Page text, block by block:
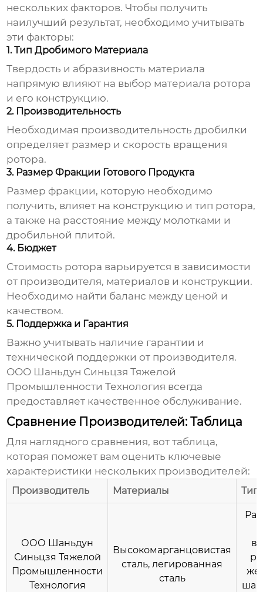
нескольких факторов. Чтобы получить
наилучший результат, необходимо учитывать
эти факторы:
1. Тип Дробимого Материала
Твердость и абразивность материала
напрямую влияют на выбор материала ротора
и его конструкцию.
2. Производительность
Необходимая производительность дробилки
определяет размер и скорость вращения
ротора.
3. Размер Фракции Готового Продукта
Размер фракции, которую необходимо
получить, влияет на конструкцию и тип ротора,
а также на расстояние между молотками и
дробильной плитой.
4. Бюджет
Стоимость ротора варьируется в зависимости
от производителя, материалов и конструкции.
Необходимо найти баланс между ценой и
качеством.
5. Поддержка и Гарантия
Важно учитывать наличие гарантии и
технической поддержки от производителя.
ООО Шаньдун Синьцзя Тяжелой
Промышленности Технология всегда
предоставляет качественное обслуживание.
Сравнение Производителей: Таблица
Для наглядного сравнения, вот таблица,
которая поможет вам оценить ключевые
характеристики нескольких производителей:
Производитель Материалы Тип
ООО Шаньдун
Синьцзя Тяжелой
Промышленности
Технология
Высокомарганцовистая
сталь, легированная
сталь